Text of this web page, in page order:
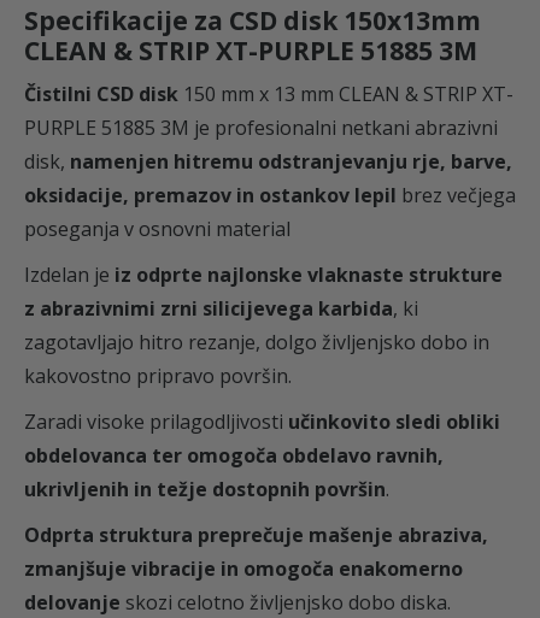
R
P
L
E
5
1
8
5
3
M
k
o
l
i
č
i
n
Specifikacije za CSD disk 150x13mm
CLEAN & STRIP XT-PURPLE 51885 3M
Čistilni CSD disk 150 mm x 13 mm CLEAN & STRIP XT-
PURPLE 51885 3M je profesionalni netkani abrazivni
disk, namenjen hitremu odstranjevanju rje, barve,
oksidacije, premazov in ostankov lepil brez večjega
poseganja v osnovni material
Izdelan je iz odprte najlonske vlaknaste strukture
z abrazivnimi zrni silicijevega karbida, ki
zagotavljajo hitro rezanje, dolgo življenjsko dobo in
kakovostno pripravo površin.
Zaradi visoke prilagodljivosti učinkovito sledi obliki
obdelovanca ter omogoča obdelavo ravnih,
ukrivljenih in težje dostopnih površin.
Odprta struktura preprečuje mašenje abraziva,
zmanjšuje vibracije in omogoča enakomerno
delovanje skozi celotno življenjsko dobo diska.